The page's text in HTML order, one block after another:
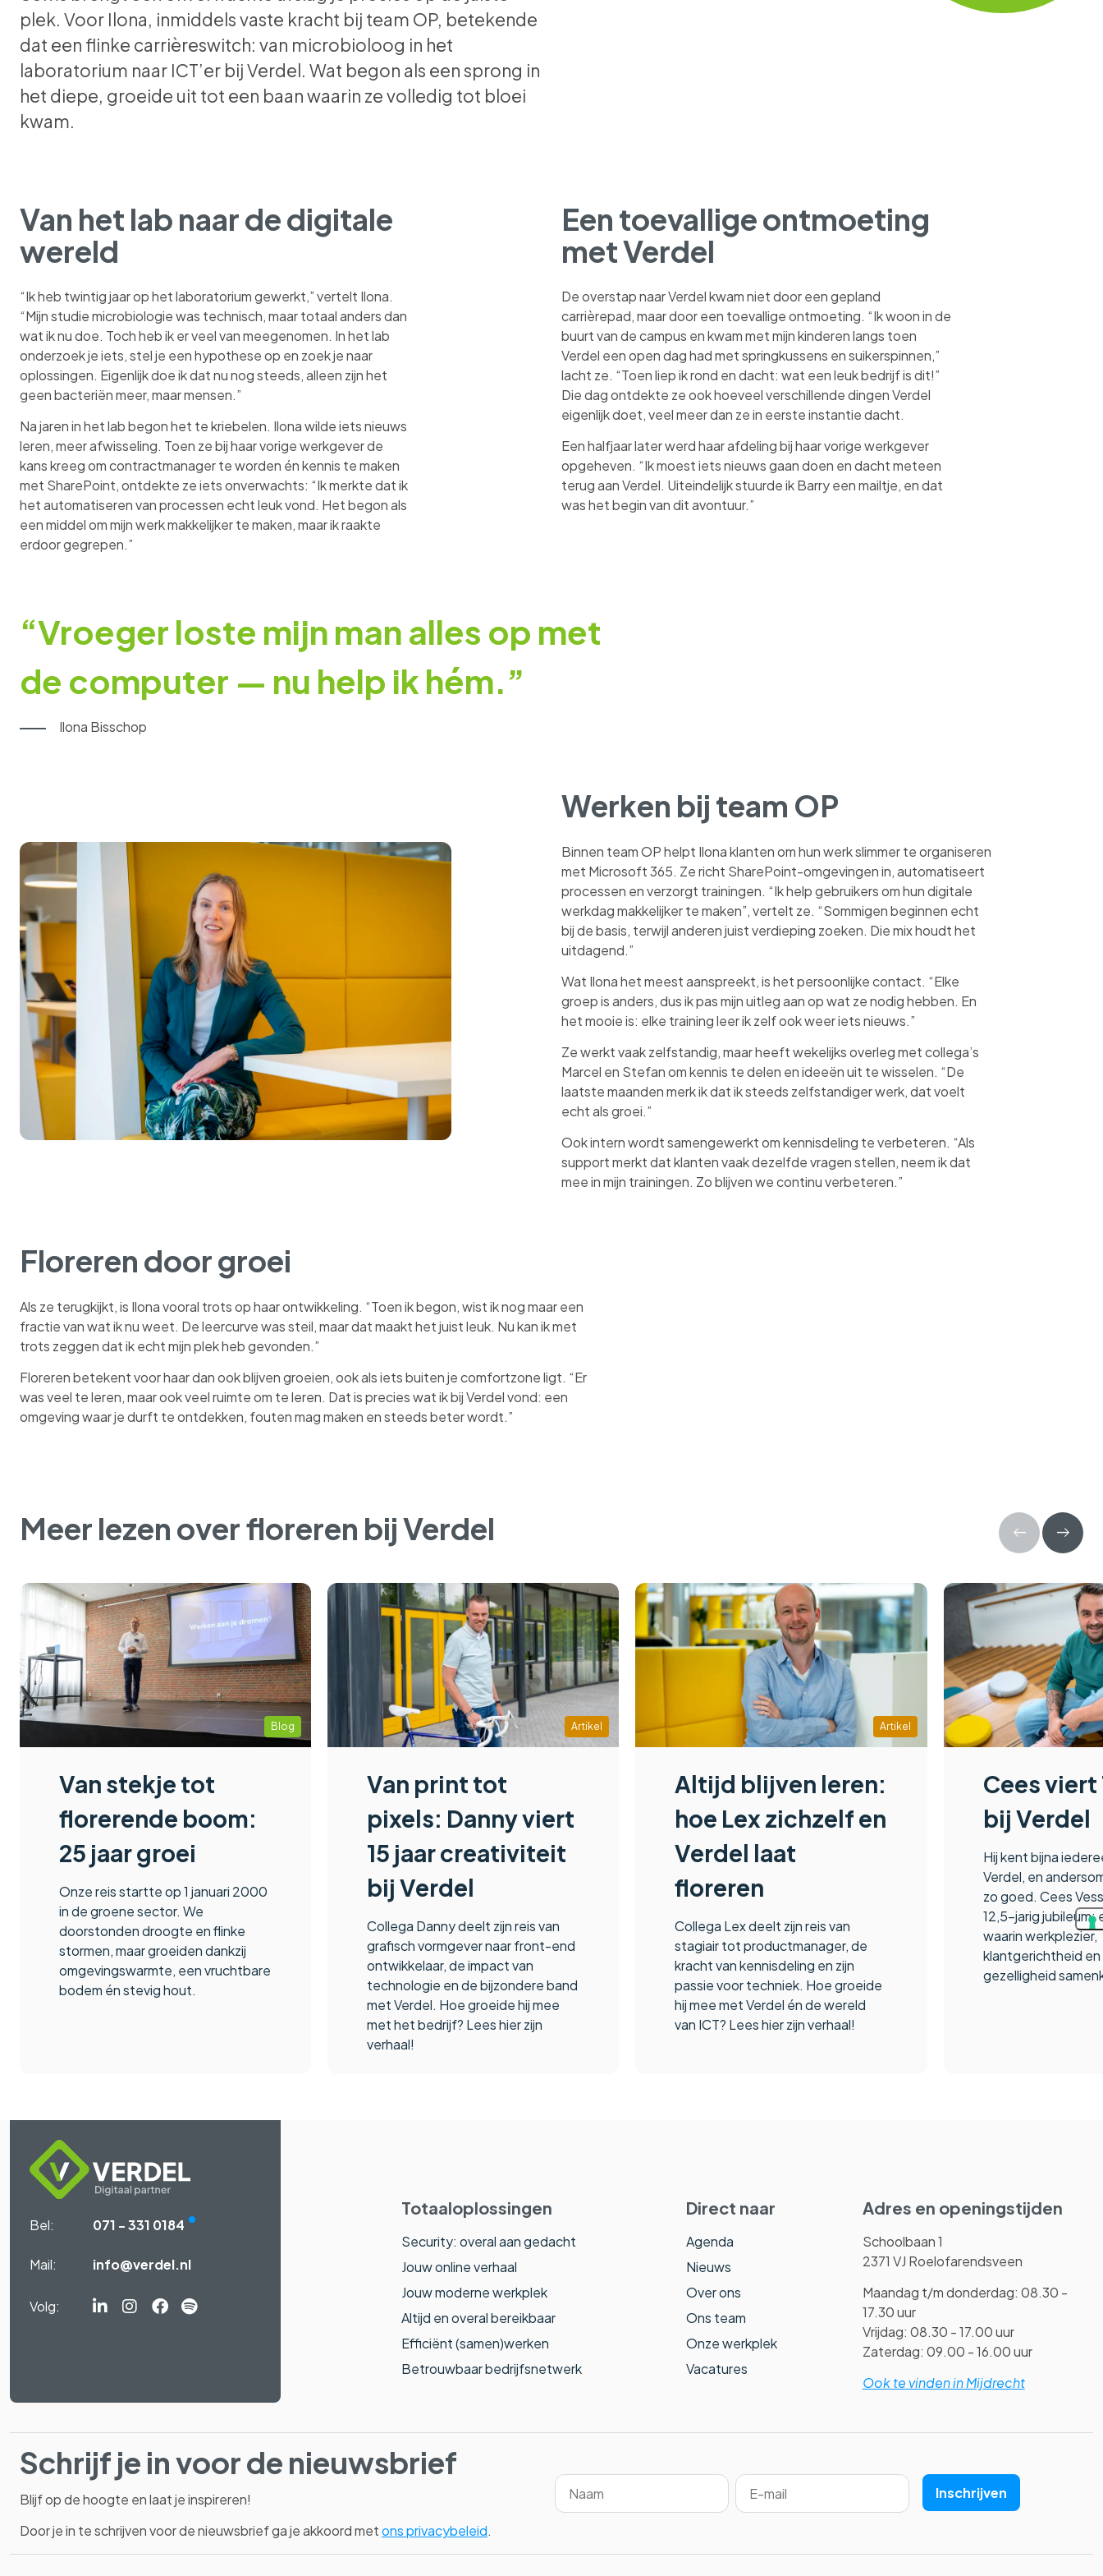
plek. Voor Ilona, inmiddels vaste kracht bij team OP, betekende
dat een flinke carrièreswitch: van microbioloog in het
laboratorium naar ICT’er bij Verdel. Wat begon als een sprong in
het diepe, groeide uit tot een baan waarin ze volledig tot bloei
kwam.
Van het lab naar de digitale
wereld
“Ik heb twintig jaar op het laboratorium gewerkt,” vertelt Ilona.
“Mijn studie microbiologie was technisch, maar totaal anders dan
wat ik nu doe. Toch heb ik er veel van meegenomen. In het lab
onderzoek je iets, stel je een hypothese op en zoek je naar
oplossingen. Eigenlijk doe ik dat nu nog steeds, alleen zijn het
geen bacteriën meer, maar mensen.”
Na jaren in het lab begon het te kriebelen. Ilona wilde iets nieuws
leren, meer afwisseling. Toen ze bij haar vorige werkgever de
kans kreeg om contractmanager te worden én kennis te maken
met SharePoint, ontdekte ze iets onverwachts: “Ik merkte dat ik
het automatiseren van processen echt leuk vond. Het begon als
een middel om mijn werk makkelijker te maken, maar ik raakte
erdoor gegrepen.”
Een toevallige ontmoeting
met Verdel
De overstap naar Verdel kwam niet door een gepland
carrièrepad, maar door een toevallige ontmoeting. “Ik woon in de
buurt van de campus en kwam met mijn kinderen langs toen
Verdel een open dag had met springkussens en suikerspinnen,”
lacht ze. “Toen liep ik rond en dacht: wat een leuk bedrijf is dit!”
Die dag ontdekte ze ook hoeveel verschillende dingen Verdel
eigenlijk doet, veel meer dan ze in eerste instantie dacht.
Een halfjaar later werd haar afdeling bij haar vorige werkgever
opgeheven. “Ik moest iets nieuws gaan doen en dacht meteen
terug aan Verdel. Uiteindelijk stuurde ik Barry een mailtje, en dat
was het begin van dit avontuur.”
“Vroeger loste mijn man alles op met
de computer — nu help ik hém.”
Ilona Bisschop
Werken bij team OP
Binnen team OP helpt Ilona klanten om hun werk slimmer te organiseren
met Microsoft 365. Ze richt SharePoint-omgevingen in, automatiseert
processen en verzorgt trainingen. “Ik help gebruikers om hun digitale
werkdag makkelijker te maken”, vertelt ze. “Sommigen beginnen echt
bij de basis, terwijl anderen juist verdieping zoeken. Die mix houdt het
uitdagend.”
Wat Ilona het meest aanspreekt, is het persoonlijke contact. “Elke
groep is anders, dus ik pas mijn uitleg aan op wat ze nodig hebben. En
het mooie is: elke training leer ik zelf ook weer iets nieuws.”
Ze werkt vaak zelfstandig, maar heeft wekelijks overleg met collega’s
Marcel en Stefan om kennis te delen en ideeën uit te wisselen. “De
laatste maanden merk ik dat ik steeds zelfstandiger werk, dat voelt
echt als groei.”
Ook intern wordt samengewerkt om kennisdeling te verbeteren. “Als
support merkt dat klanten vaak dezelfde vragen stellen, neem ik dat
mee in mijn trainingen. Zo blijven we continu verbeteren.”
Floreren door groei
Als ze terugkijkt, is Ilona vooral trots op haar ontwikkeling. “Toen ik begon, wist ik nog maar een
fractie van wat ik nu weet. De leercurve was steil, maar dat maakt het juist leuk. Nu kan ik met
trots zeggen dat ik echt mijn plek heb gevonden.”
Floreren betekent voor haar dan ook blijven groeien, ook als iets buiten je comfortzone ligt. “Er
was veel te leren, maar ook veel ruimte om te leren. Dat is precies wat ik bij Verdel vond: een
omgeving waar je durft te ontdekken, fouten mag maken en steeds beter wordt.”
Meer lezen over floreren bij Verdel
Blog
Van stekje tot
florerende boom:
25 jaar groei
Onze reis startte op 1 januari 2000
in de groene sector. We
doorstonden droogte en flinke
stormen, maar groeiden dankzij
omgevingswarmte, een vruchtbare
bodem én stevig hout.
Artikel
Van print tot
pixels: Danny viert
15 jaar creativiteit
bij Verdel
Collega Danny deelt zijn reis van
grafisch vormgever naar front-end
ontwikkelaar, de impact van
technologie en de bijzondere band
met Verdel. Hoe groeide hij mee
met het bedrijf? Lees hier zijn
verhaal!
Artikel
Altijd blijven leren:
hoe Lex zichzelf en
Verdel laat
floreren
Collega Lex deelt zijn reis van
stagiair tot productmanager, de
kracht van kennisdeling en zijn
passie voor techniek. Hoe groeide
hij mee met Verdel én de wereld
van ICT? Lees hier zijn verhaal!
Cees viert
bij Verdel
Hij kent bijna
Verdel, en
zo goed. Cees
12,5-jarig jubileum:
waarin werkplezier,
klantgerichtheid en
gezelligheid
Bel: 071 - 331 0184
Mail: info@verdel.nl
Volg:
Linkedin-
Instagram
Facebook
Spotify
Totaaloplossingen
Security: overal aan gedacht
Jouw online verhaal
Jouw moderne werkplek
Altijd en overal bereikbaar
Efficiënt (samen)werken
Betrouwbaar bedrijfsnetwerk
Direct naar
Agenda
Nieuws
Over ons
Ons team
Onze werkplek
Vacatures
Adres en openingstijden
Schoolbaan 1
2371 VJ Roelofarendsveen
Maandag t/m donderdag: 08.30 -
17.30 uur
Vrijdag: 08.30 - 17.00 uur
Zaterdag: 09.00 - 16.00 uur
Ook te vinden in Mijdrecht
Schrijf je in voor de nieuwsbrief
Blijf op de hoogte en laat je inspireren!
Door je in te schrijven voor de nieuwsbrief ga je akkoord metons privacybeleid.
Inschrijven